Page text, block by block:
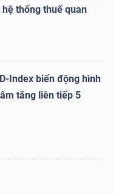
thống thuế quan
Index biến động hình
tăng liên tiếp 5